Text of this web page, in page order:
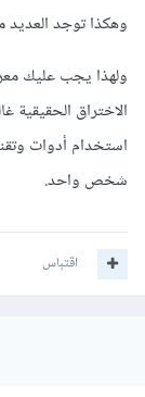
وهكذا توجد العديد
ولهذا يجب عليك
الاختراق الحقيقية
استخدام أدوات
شخص واحد.
اقتباس